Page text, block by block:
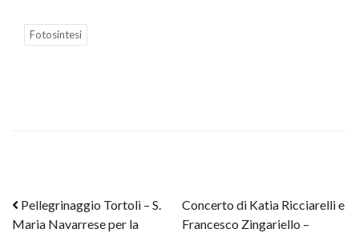
Fotosintesi
Post navigation
Pellegrinaggio Tortolì – S.
Maria Navarrese per la
Concerto di Katia Ricciarelli e
Francesco Zingariello –